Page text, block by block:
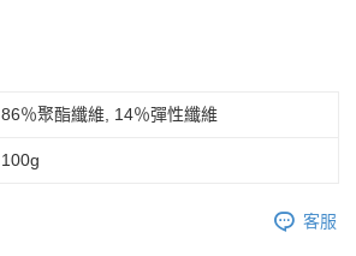
86％聚酯纖維, 14％彈性纖維
100g
客服